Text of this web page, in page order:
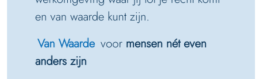
en van waarde kunt zijn.
Van Waarde voor mensen nét even
anders zijn